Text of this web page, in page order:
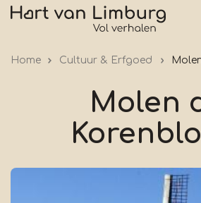
Overslaan
Home Cultuur & Erfgoed
Molen